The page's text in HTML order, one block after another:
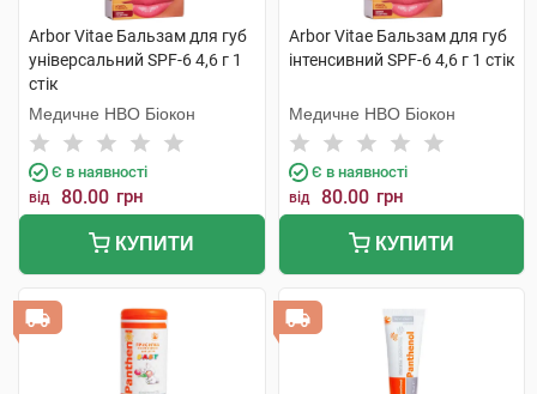
Arbor Vitae Бальзам для губ
універсальний SPF-6 4,6 г 1
стік
Медичне НВО Біокон
Є в наявності
від 80.00 грн
КУПИТИ
Arbor Vitae Бальзам для губ
інтенсивний SPF-6 4,6 г 1 стік
Медичне НВО Біокон
Є в наявності
від 80.00 грн
КУПИТИ